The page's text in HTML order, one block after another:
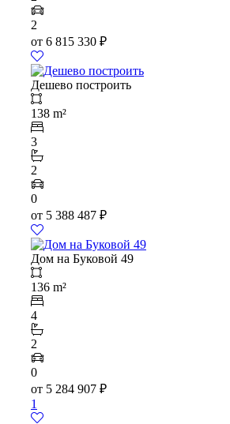
2
от 6 815 330 ₽
Дешево построить
138 m²
3
2
0
от 5 388 487 ₽
Дом на Буковой 49
136 m²
4
2
0
от 5 284 907 ₽
1